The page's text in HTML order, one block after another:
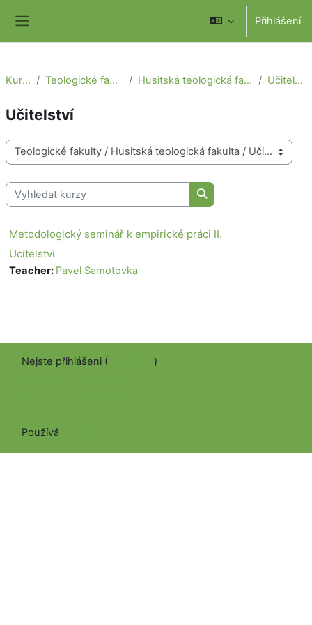
Přihlášení
Kurzy Teologické fakulty Husitská teologická fakulta Učitelství
Učitelství
Kategorie kurzů
Vyhledat kurzy
Vyhledat kurzy
Metodologický seminář k empirické práci II.
Ucitelstvi
Teacher: Pavel Samotovka
Nejste přihlášeni (
)
Používá